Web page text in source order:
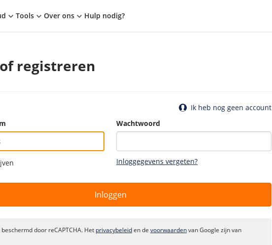
Tools Over ons Hulp nodig?
registreren
Ik heb nog geen account
Wachtwoord
Inloggegevens vergeten?
Inloggen
door reCAPTCHA. Het privacybeleiden de voorwaardenvan Google zijn van